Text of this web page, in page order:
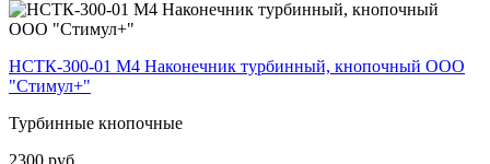
НСТК-300-01 М4 Наконечник турбинный, кнопочный ООО
"Стимул+"
Турбинные кнопочные
2300 руб.